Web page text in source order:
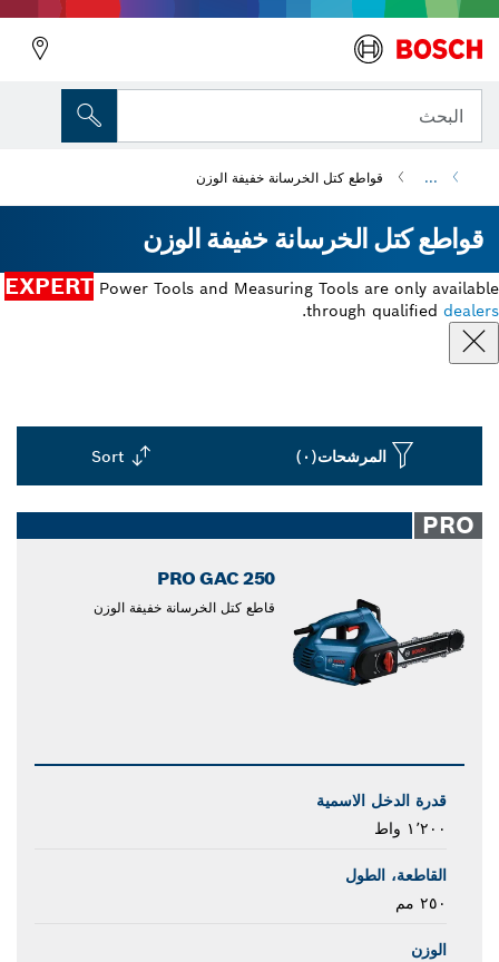
البحث
... قواطع كتل الخرسانة خفيفة الوزن
قواطع كتل الخرسانة خفيفة الوزن
EXPERT Power Tools and Measuring Tools are only available
through qualified dealers
.
المرشحات(٠) Sort
closed
PRO
PRO GAC 250
قاطع كتل الخرسانة خفيفة الوزن
قدرة الدخل الاسمية
١٬٢٠٠ واط
القاطعة، الطول
٢٥٠ مم
الوزن